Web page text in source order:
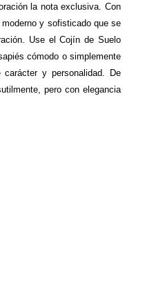
la nota exclusiva. Con
y sofisticado que se
Use el Cojín de Suelo
cómodo o simplemente
y personalidad. De
pero con elegancia